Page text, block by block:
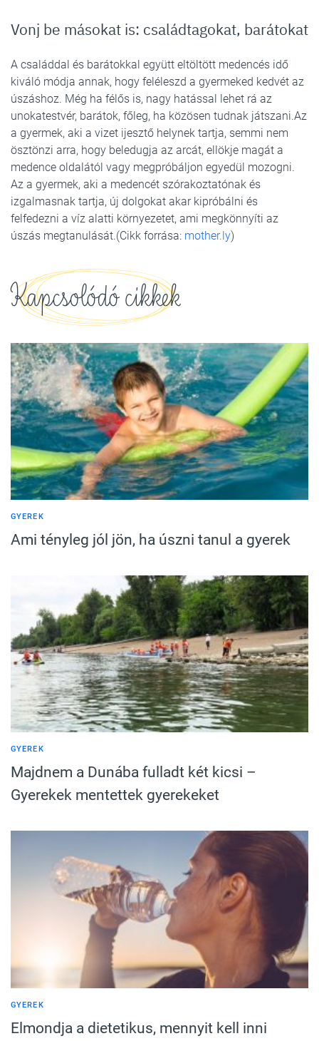
Vonj be másokat is: családtagokat, barátokat
A családdal és barátokkal együtt eltöltött medencés idő
kiváló módja annak, hogy feléleszd a gyermeked kedvét az
úszáshoz. Még ha félős is, nagy hatással lehet rá az
unokatestvér, barátok, főleg, ha közösen tudnak játszani.Az
a gyermek, aki a vizet ijesztő helynek tartja, semmi nem
ösztönzi arra, hogy beledugja az arcát, ellökje magát a
medence oldalától vagy megpróbáljon egyedül mozogni.
Az a gyermek, aki a medencét szórakoztatónak és
izgalmasnak tartja, új dolgokat akar kipróbálni és
felfedezni a víz alatti környezetet, ami megkönnyíti az
úszás megtanulását.(Cikk forrása: mother.ly)
Kapcsolódó cikkek
GYEREK
Ami tényleg jól jön, ha úszni tanul a gyerek
GYEREK
Majdnem a Dunába fulladt két kicsi –
Gyerekek mentettek gyerekeket
GYEREK
Elmondja a dietetikus, mennyit kell inni